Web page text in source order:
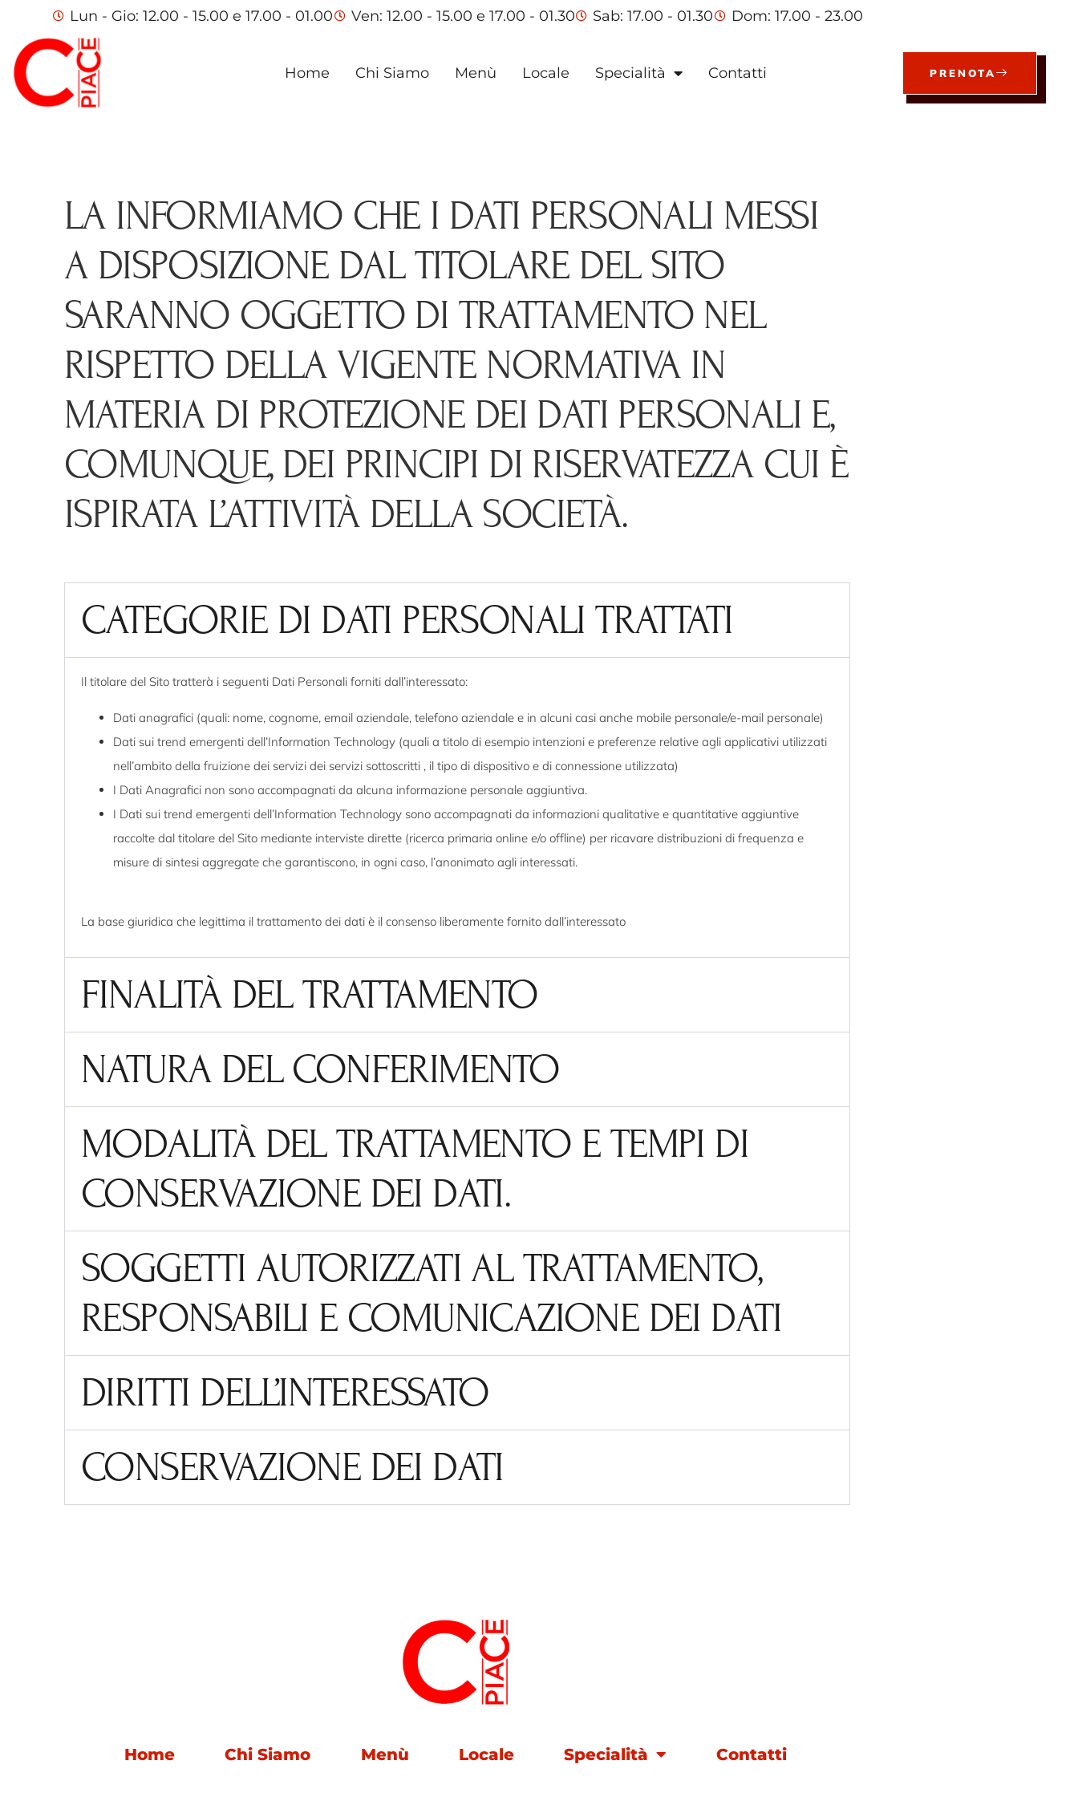
Lun - Gio: 12.00 - 15.00 e 17.00 - 01.00 Ven: 12.00 - 15.00 e 17.00 - 01.30 Sab: 17.00 - 01.30 Dom: 17.00 - 23.00
Home Chi Siamo Menù Locale Specialità Contatti PRENOTA
LA INFORMIAMO CHE I DATI PERSONALI MESSI
A DISPOSIZIONE DAL TITOLARE DEL SITO
SARANNO OGGETTO DI TRATTAMENTO NEL
RISPETTO DELLA VIGENTE NORMATIVA IN
MATERIA DI PROTEZIONE DEI DATI PERSONALI E,
COMUNQUE, DEI PRINCIPI DI RISERVATEZZA CUI È
ISPIRATA L’ATTIVITÀ DELLA SOCIETÀ.
CATEGORIE DI DATI PERSONALI TRATTATI
Il titolare del Sito tratterà i seguenti Dati Personali forniti dall’interessato:
Dati anagrafici (quali: nome, cognome, email aziendale, telefono aziendale e in alcuni casi anche mobile personale/e-mail personale)
Dati sui trend emergenti dell’Information Technology (quali a titolo di esempio intenzioni e preferenze relative agli applicativi utilizzati
nell’ambito della fruizione dei servizi dei servizi sottoscritti , il tipo di dispositivo e di connessione utilizzata)
I Dati Anagrafici non sono accompagnati da alcuna informazione personale aggiuntiva.
I Dati sui trend emergenti dell’Information Technology sono accompagnati da informazioni qualitative e quantitative aggiuntive
raccolte dal titolare del Sito mediante interviste dirette (ricerca primaria online e/o offline) per ricavare distribuzioni di frequenza e
misure di sintesi aggregate che garantiscono, in ogni caso, l’anonimato agli interessati.
La base giuridica che legittima il trattamento dei dati è il consenso liberamente fornito dall’interessato
FINALITÀ DEL TRATTAMENTO
NATURA DEL CONFERIMENTO
MODALITÀ DEL TRATTAMENTO E TEMPI DI
CONSERVAZIONE DEI DATI.
SOGGETTI AUTORIZZATI AL TRATTAMENTO,
RESPONSABILI E COMUNICAZIONE DEI DATI
DIRITTI DELL’INTERESSATO
CONSERVAZIONE DEI DATI
Home Chi Siamo Menù Locale Specialità Contatti